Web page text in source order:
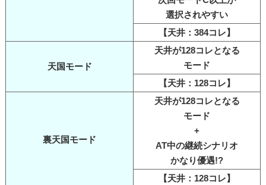
選択されやすい
【天井：384コレ】
天国モード
天井が128コレとなる
モード
【天井：128コレ】
裏天国モード
天井が128コレとなる
モード
+
AT中の継続シナリオ
かなり優遇!?
【天井：128コレ】